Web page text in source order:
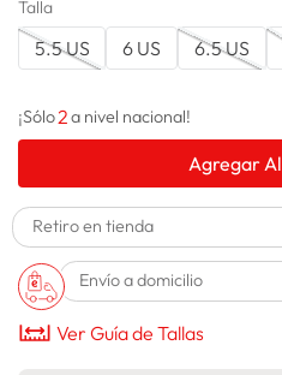
10. spiderman
Talla
5.5 US 6 US 6.5 US
¡Sólo2a nivel nacional!
Agregar
Retiro en tienda
Envío a domicilio
Ver Guía de Tallas